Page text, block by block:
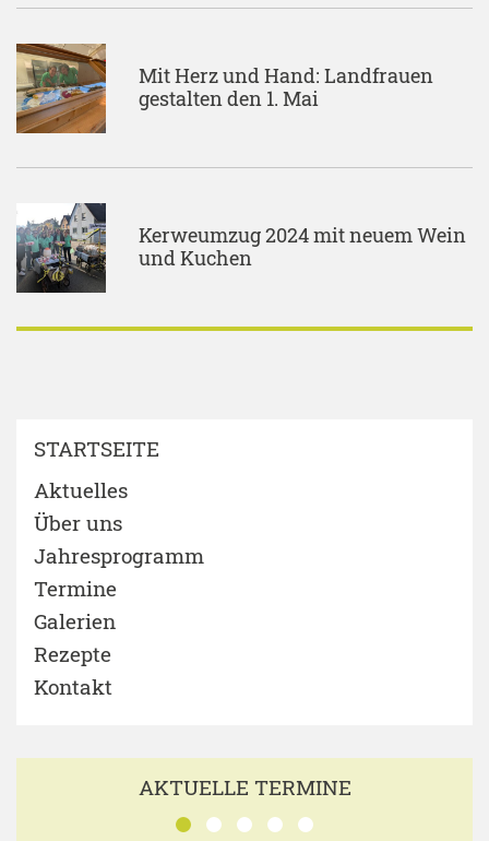
Mit Herz und Hand: Landfrauen
gestalten den 1. Mai
Kerweumzug 2024 mit neuem Wein
und Kuchen
STARTSEITE
Aktuelles
Über uns
Jahresprogramm
Termine
Galerien
Rezepte
Kontakt
AKTUELLE TERMINE